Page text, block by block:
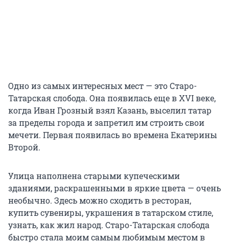
Одно из самых интересных мест — это Старо-
Татарская слобода. Она появилась ещев XVIвеке,
когда Иван Грозный взял Казань, выселил татар
за пределы города и запретил им строить свои
мечети. Первая появилась во времена Екатерины
Второй.
Улица наполнена старыми купеческими
зданиями, раскрашенными в яркие цвета — очень
необычно. Здесь можно сходить в ресторан,
купить сувениры, украшения в татарском стиле,
узнать, как жил народ. Старо-Татарская слобода
быстро стала моим самым любимым местом в